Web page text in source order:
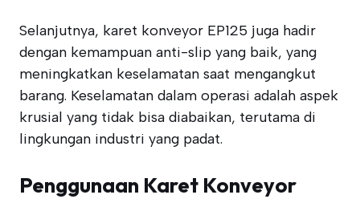
Selanjutnya, karet konveyor EP125 juga hadir
dengan kemampuan anti-slip yang baik, yang
meningkatkan keselamatan saat mengangkut
barang. Keselamatan dalam operasi adalah aspek
krusial yang tidak bisa diabaikan, terutama di
lingkungan industri yang padat.
Penggunaan Karet Konveyor